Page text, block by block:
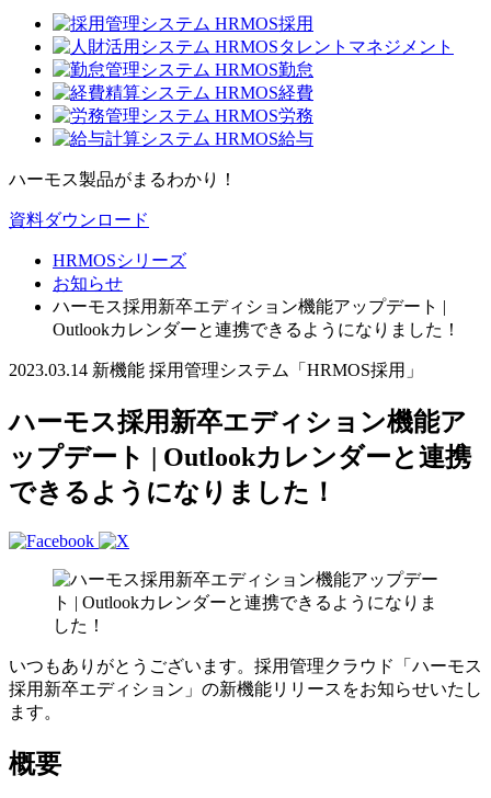
ハーモス製品がまるわかり！
資料ダウンロード
HRMOSシリーズ
お知らせ
ハーモス採用新卒エディション機能アップデート |
Outlookカレンダーと連携できるようになりました！
2023.03.14 新機能 採用管理システム「HRMOS採用」
ハーモス採用新卒エディション機能ア
ップデート | Outlookカレンダーと連携
できるようになりました！
いつもありがとうございます。採用管理クラウド「ハーモス
採用新卒エディション」の新機能リリースをお知らせいたし
ます。
概要